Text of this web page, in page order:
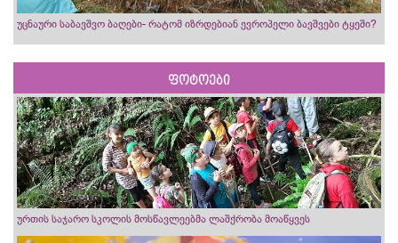
უცნაური საბავშვო ბაღები- რატომ იზრდებიან ევროპელი ბავშვები ტყეში?
ფოტოები
ურთის საჯარო სკოლის მოსწავლეებმა ლაშქრობა მოაწყვეს